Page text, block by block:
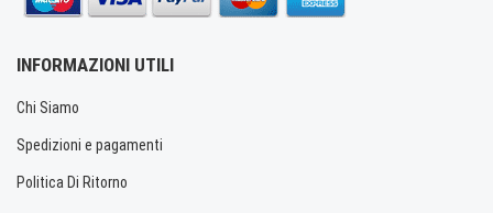
INFORMAZIONI UTILI
Chi Siamo
Spedizioni e pagamenti
Politica Di Ritorno